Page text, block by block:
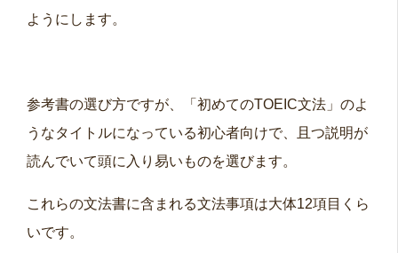
ようにします。
参考書の選び方ですが、「初めてのTOEIC文法」のよ
うなタイトルになっている初心者向けで、且つ説明が
読んでいて頭に入り易いものを選びます。
これらの文法書に含まれる文法事項は大体12項目くら
いです。